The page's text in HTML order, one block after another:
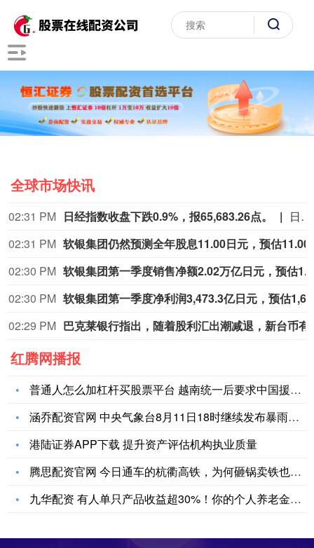
全球市场快讯
02:31 PM 日经指数收盘下跌0.9%，报65,683.26点。
日经指数收盘下跌0.9%，报65,683.26点。
02:31 PM
02:30 PM
02:30 PM
02:29 PM
红腾网播报
普通人怎么加杠杆买股票平台 越南统一后要求中国援助大量武器，
涵乔配资官网 中央气象台8月11日18时继续发布暴雨黄色预警
港陆证券APP下载 提升资产评估机构执业质量
腾思配资官网 今日通车的杭衢高铁，为何砸锅卖铁也要上？
九华配资 有人单只产品收益超30%！你的个人养老金账户赚了多